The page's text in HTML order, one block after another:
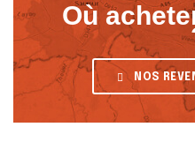
Où
NOS